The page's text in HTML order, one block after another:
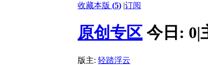
收藏本版 (5) |订阅
原创专区 今日: 0|
版主: 轻踏浮云